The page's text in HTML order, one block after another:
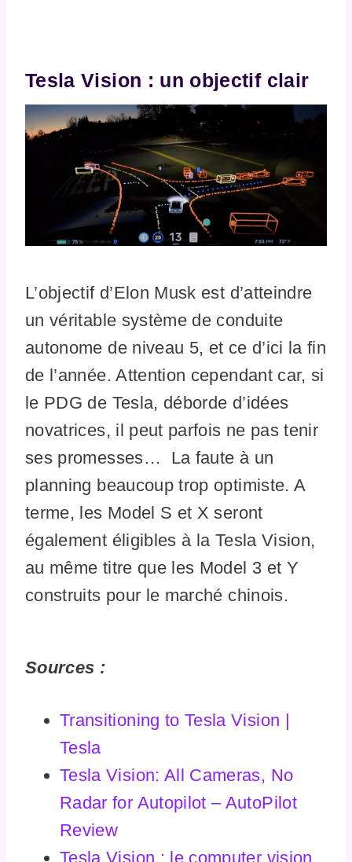
Tesla Vision : un objectif clair
L’objectif d’Elon Musk est d’atteindre
un véritable système de conduite
autonome de niveau 5, et ce d’ici la fin
de l’année. Attention cependant car, si
le PDG de Tesla, déborde d’idées
novatrices, il peut parfois ne pas tenir
ses promesses… La faute à un
planning beaucoup trop optimiste. A
terme, les Model S et X seront
également éligibles à la Tesla Vision,
au même titre que les Model 3 et Y
construits pour le marché chinois.
Sources :
Transitioning to Tesla Vision |
Tesla
Tesla Vision: All Cameras, No
Radar for Autopilot – AutoPilot
Review
Tesla Vision : le computer vision